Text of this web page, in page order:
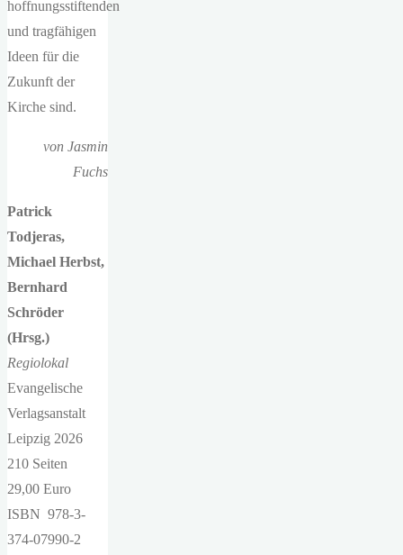
hoffnungsstiftenden
und tragfähigen
Ideen für die
Zukunft der
Kirche sind.
von Jasmin
Fuchs
Patrick
Todjeras,
Michael Herbst,
Bernhard
Schröder
(Hrsg.)
Regiolokal
Evangelische
Verlagsanstalt
Leipzig 2026
210 Seiten
29,00 Euro
ISBN 978-3-
374-07990-2